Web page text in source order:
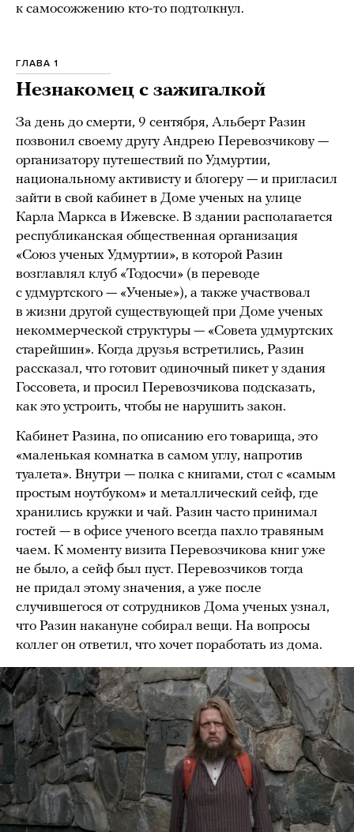
к самосожжению кто-то подтолкнул.
ГЛАВА 1
Незнакомец с зажигалкой
За день до смерти, 9 сентября, Альберт Разин
позвонил своему другу Андрею Перевозчикову —
организатору путешествий по Удмуртии,
национальному активисту и блогеру — и пригласил
зайти в свой кабинет в Доме ученых на улице
Карла Маркса в Ижевске. В здании располагается
республиканская общественная организация
«Союз ученых Удмуртии», в которой Разин
возглавлял клуб «Тодосчи» (в переводе
с удмуртского — «Ученые»), а также участвовал
в жизни другой существующей при Доме ученых
некоммерческой структуры — «Совета удмуртских
старейшин». Когда друзья встретились, Разин
рассказал, что готовит одиночный пикет у здания
Госсовета, и просил Перевозчикова подсказать,
как это устроить, чтобы не нарушить закон.
Кабинет Разина, по описанию его товарища, это
«маленькая комнатка в самом углу, напротив
туалета». Внутри — полка с книгами, стол с «самым
простым ноутбуком» и металлический сейф, где
хранились кружки и чай. Разин часто принимал
гостей — в офисе ученого всегда пахло травяным
чаем. К моменту визита Перевозчикова книг уже
не было, а сейф был пуст. Перевозчиков тогда
не придал этому значения, а уже после
случившегося от сотрудников Дома ученых узнал,
что Разин накануне собирал вещи. На вопросы
коллег он ответил, что хочет поработать из дома.